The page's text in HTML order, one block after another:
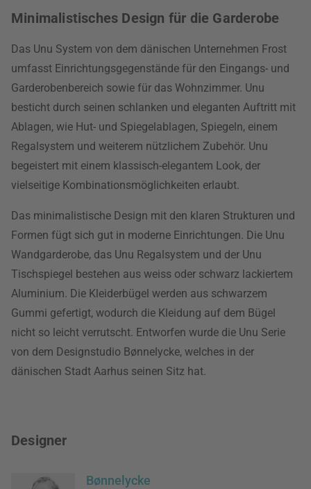
Minimalistisches Design für die Garderobe
Das Unu System von dem dänischen Unternehmen Frost
umfasst Einrichtungsgegenstände für den Eingangs- und
Garderobenbereich sowie für das Wohnzimmer. Unu
besticht durch seinen schlanken und eleganten Auftritt mit
Ablagen, wie Hut- und Spiegelablagen, Spiegeln, einem
Regalsystem und weiterem nützlichem Zubehör. Unu
begeistert mit einem klassisch-elegantem Look, der
vielseitige Kombinationsmöglichkeiten erlaubt.
Das minimalistische Design mit den klaren Strukturen und
Formen fügt sich gut in moderne Einrichtungen. Die Unu
Wandgarderobe, das Unu Regalsystem und der Unu
Tischspiegel bestehen aus weiss oder schwarz lackiertem
Aluminium. Die Kleiderbügel werden aus schwarzem
Gummi gefertigt, wodurch die Kleidung auf dem Bügel
nicht so leicht verrutscht. Entworfen wurde die Unu Serie
von dem Designstudio Bønnelycke, welches in der
dänischen Stadt Aarhus seinen Sitz hat.
Designer
Bønnelycke